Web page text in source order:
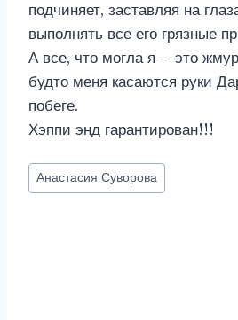
подчиняет, заставляя на
выполнять все его грязные
А все, что могла я – это
будто меня касаются руки
побеге.
Хэппи энд гарантирован!!!
Метки
записи:
Анастасия Суворова